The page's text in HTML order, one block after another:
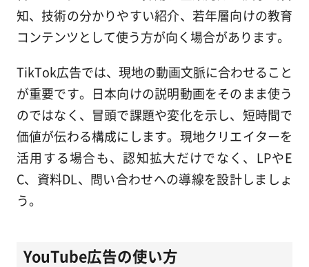
知、技術の分かりやすい紹介、若年層向けの教育
コンテンツとして使う方が向く場合があります。
TikTok広告では、現地の動画文脈に合わせること
が重要です。日本向けの説明動画をそのまま使う
のではなく、冒頭で課題や変化を示し、短時間で
価値が伝わる構成にします。現地クリエイターを
活用する場合も、認知拡大だけでなく、LPやE
C、資料DL、問い合わせへの導線を設計しましょ
う。
YouTube広告の使い方